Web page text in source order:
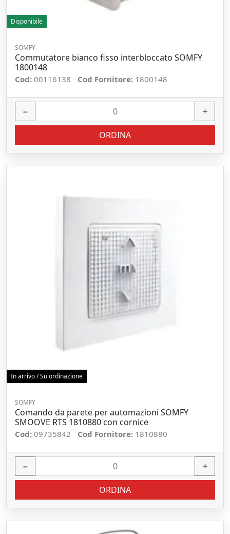
Disponibile
SOMFY
Commutatore bianco fisso interbloccato SOMFY
1800148
Cod: 00116138 Cod Fornitore: 1800148
− +
ORDINA
In arrivo / Su ordinazione
SOMFY
Comando da parete per automazioni SOMFY
SMOOVE RTS 1810880 con cornice
Cod: 09735842 Cod Fornitore: 1810880
− +
ORDINA